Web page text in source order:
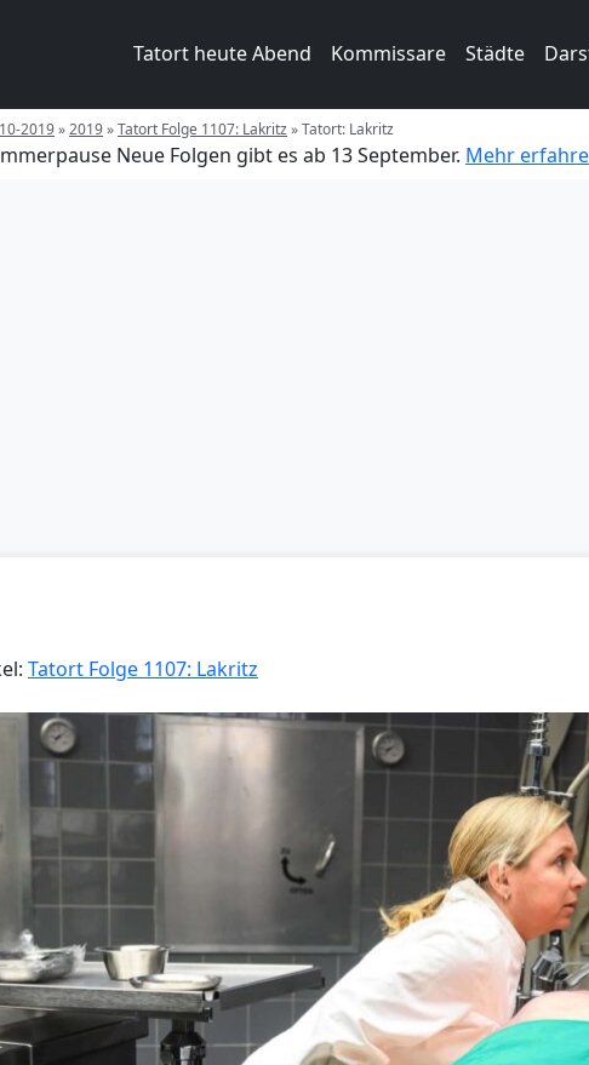
Tatort heute Abend Kommissare Städte
2019»2019»Tatort Folge 1107: Lakritz»Tatort: Lakritz
Neue Folgen gibt es ab 13 September. Mehr
Tatort Folge 1107: Lakritz